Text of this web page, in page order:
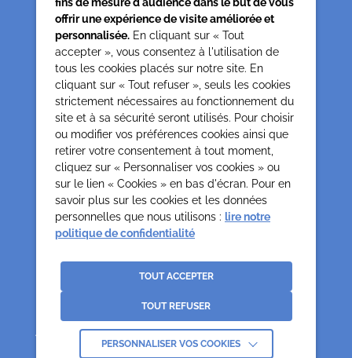
Siège associatif
62 rue de la glacière
75013 Paris
0142850804
contact@cesap.asso.fr
Cesap Formation
formation@cesap.asso.fr
01 53 20 68 58
Mentions Légales
personnelles
CréditsLa Jungle
Association déclarée no 65/618 du 19.05.65 Reconnues d’Utilité Publique par
décret du 0307.70 paru au J.O. du 12.07.70
offrir une expérience de visite améliorée et
personnalisée. En cliquant sur « Tout
accepter », vous consentez à l'utilisation de
tous les cookies placés sur notre site. En
cliquant sur « Tout refuser », seuls les cookies
strictement nécessaires au fonctionnement du
site et à sa sécurité seront utilisés. Pour choisir
ou modifier vos préférences cookies ainsi que
retirer votre consentement à tout moment,
cliquez sur « Personnaliser vos cookies » ou
sur le lien « Cookies » en bas d'écran. Pour en
savoir plus sur les cookies et les données
personnelles que nous utilisons : lire notre
politique de confidentialité
TOUT ACCEPTER
TOUT REFUSER
PERSONNALISER VOS COOKIES